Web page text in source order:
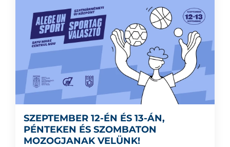
SZEPTEMBER 12-ÉN ÉS 13-ÁN,
PÉNTEKEN ÉS SZOMBATON
MOZOGJANAK VELÜNK!